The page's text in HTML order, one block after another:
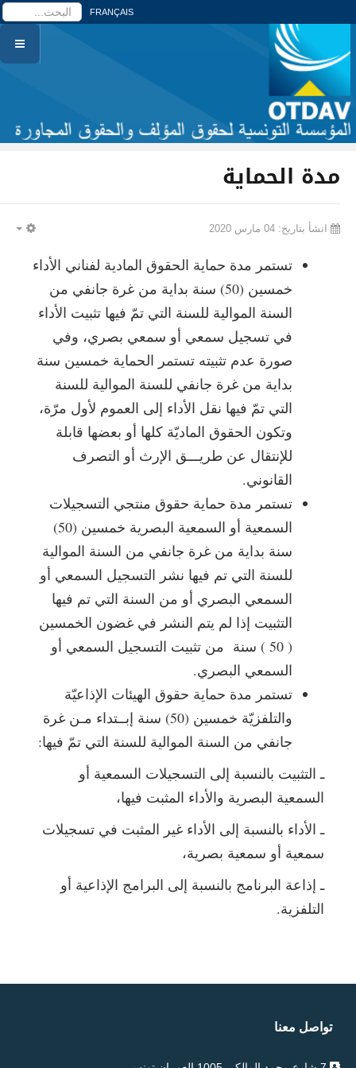
FRANÇAIS
مدة الحماية
انشأ بتاريخ: 04 مارس 2020
تستمر مدة حماية الحقوق المادية لفناني الأداء
خمسين (50) سنة بداية من غرة جانفي من
السنة الموالية للسنة التي تمّ فيها تثبيت الأداء
في تسجيل سمعي أو سمعي بصري، وفي
صورة عدم تثبيته تستمر الحماية خمسين سنة
بداية من غرة جانفي للسنة الموالية للسنة
التي تمّ فيها نقل الأداء إلى العموم لأول مرّة،
وتكون الحقوق الماديّة كلها أو بعضها قابلة
للإنتقال عن طريـــق الإرث أو التصرف
القانوني.
تستمر مدة حماية حقوق منتجي التسجيلات
السمعية أو السمعية البصرية خمسين (50)
سنة بداية من غرة جانفي من السنة الموالية
للسنة التي تم فيها نشر التسجيل السمعي أو
السمعي البصري أو من السنة التي تم فيها
التثبيت إذا لم يتم النشر في غضون الخمسين
( 50 ) سنة من تثبيت التسجيل السمعي أو
السمعي البصري.
تستمر مدة حماية حقوق الهيئات الإذاعيّة
والتلفزيّة خمسين (50) سنة إبــتداء مـن غرة
جانفي من السنة الموالية للسنة التي تمّ فيها:
ـ التثبيت بالنسبة إلى التسجيلات السمعية أو
السمعية البصرية والأداء المثبت فيها،
ـ الأداء بالنسبة إلى الأداء غير المثبت في تسجيلات
سمعية أو سمعية بصرية،
ـ إذاعة البرنامج بالنسبة إلى البرامج الإذاعية أو
التلفزية.
تواصل معنا